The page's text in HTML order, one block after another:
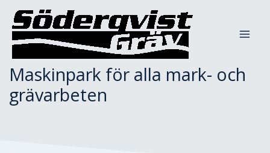
Hoppa
innehåll
Maskinpark för alla mark- och
grävarbeten